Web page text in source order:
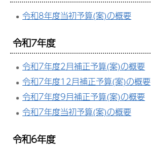
令和8年度当初予算(案)の概要
令和7年度
令和7年度2月補正予算(案)の概要
令和7年度12月補正予算(案)の概要
令和7年度9月補正予算(案)の概要
令和7年度当初予算(案)の概要
令和6年度